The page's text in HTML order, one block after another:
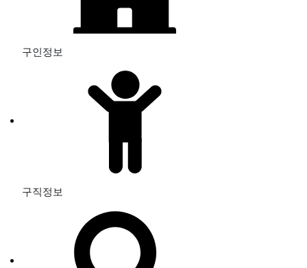
구인정보
구직정보